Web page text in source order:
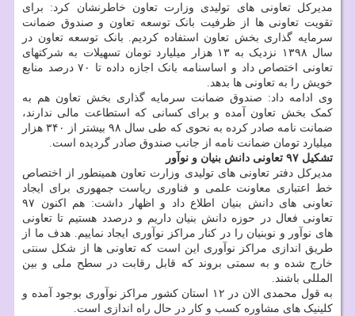
مدیرکل تعاونی های تولیدی وزارت تعاون خاطرنشان کرد: برای
تقویت تعاونی ها از ظرفیت بانک توسعه تعاون و صندوق ضمانت
سرمایه گذاری بخش تعاون استفاده کردیم. بانک توسعه تعاون در
سال ۱۳۹۸ نزدیک به ۱۳ هزار میلیارد تومان تسهیلات به شرکتهای
تعاونی اختصاص داد و اساسنامه بانک اجازه داده تا ۷۰ درصد منابع
خویش را به تعاونی ها بدهد.
وی ادامه داد: صندوق ضمانت سرمایه گذاری بخش تعاون هم به
کمک بخش تعاون آمده و برای کسانی که استطاعت مالی ندارند،
ضمانت نامه صادر کرده به نحوی که طی سال ۹۸ بیشتر از ۳۴۰ هزار
میلیارد تومان ضمانت نامه از جانب صندوق صادر گردیده است.
تشکیل ۹۷ تعاونی دانش بنیان و نوآور
مدیرکل دفتر تعاونی های تولیدی وزارت تعاون همینطور از اختصاص
خط اعتباری معاونت علمی و فناوری ریاست جمهوری برای ایجاد
تعاونی های دانش بنیان اطلاع داد و اظهار داشت: هم اکنون ۹۷
تعاونی فعال در حوزه دانش بنیان داریم و درصدد هستیم تا تعاونی
های نوآور و نوبنیان را در کنار مراکز نوآوری ایجاد نماییم. هدف ما از
طریق اندازی مراکز نوآوری این است که تعاونی ها از شکل سنتی
خارج شده و به سمتی بروند که قابل رقابت در سطح ملی و بین
المللی باشند.
به قول محمدی الان در ۱۲ استان کشور مراکز نوآوری بوجود آمده و
کلینیک های مشاوره کسب و کار در حال راه اندازی است.